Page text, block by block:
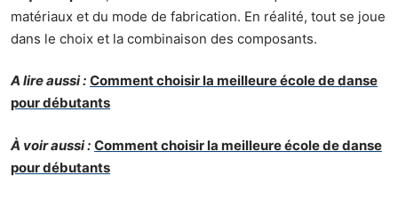
matériaux et du mode de fabrication. En réalité, tout se joue
dans le choix et la combinaison des composants.
A lire aussi : Comment choisir la meilleure école de danse
pour débutants
À voir aussi : Comment choisir la meilleure école de danse
pour débutants